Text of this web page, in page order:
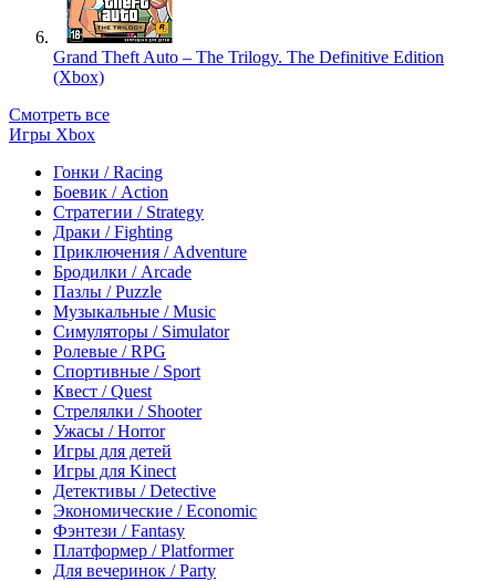
Grand Theft Auto – The Trilogy. The Definitive Edition
(Xbox)
Смотреть все
Игры Xbox
Гонки / Racing
Боевик / Action
Стратегии / Strategy
Драки / Fighting
Приключения / Adventure
Бродилки / Arcade
Пазлы / Puzzle
Музыкальные / Music
Симуляторы / Simulator
Ролевые / RPG
Спортивные / Sport
Квест / Quest
Стрелялки / Shooter
Ужасы / Horror
Игры для детей
Игры для Kinect
Детективы / Detective
Экономические / Economic
Фэнтези / Fantasy
Платформер / Platformer
Для вечеринок / Party